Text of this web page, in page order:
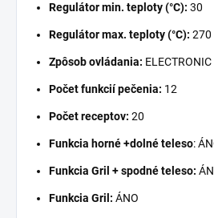
Regulátor min. teploty (°C): 30
Regulátor max. teploty (°C): 270
Zpôsob ovládania: ELECTRONIC
Počet funkcií pečenia: 12
Počet receptov: 20
Funkcia horné +dolné teleso:
Funkcia Gril + spodné teleso:
Funkcia Gril: ÁNO